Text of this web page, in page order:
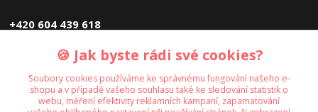
+420 604 439 618
dekoraceolga@seznam.cz
🍪 Jak byste rádi své cookies?
Soubory cookies používáme ke správnému fungování našeho e-
shopu a v případě vašeho souhlasu také ke sledování statistik o
webu, měření efektivity reklamních kampaní, zapamatování